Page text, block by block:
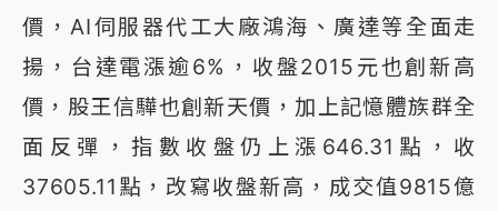
價，AI伺服器代工大廠鴻海、廣達等全面走
揚，台達電漲逾6%，收盤2015元也創新高
價，股王信驊也創新天價，加上記憶體族群全
面反彈，指數收盤仍上漲646.31點，收
37605.11點，改寫收盤新高，成交值9815億